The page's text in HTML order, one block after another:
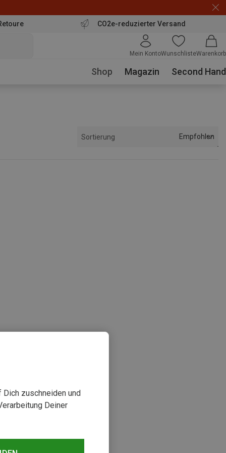
CO2e-reduzierter Versand
Mein KontoWunschlisteWarenkorb
Shop Magazin Second Hand
Sortierung Empfohlen
zuschneiden und
Deiner